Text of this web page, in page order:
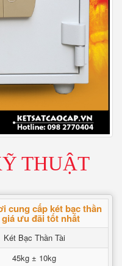
THUẬT
cung cấp két bạc thần
ưu đãi tốt nhất
Két Bạc Thần Tài
45kg ± 10kg